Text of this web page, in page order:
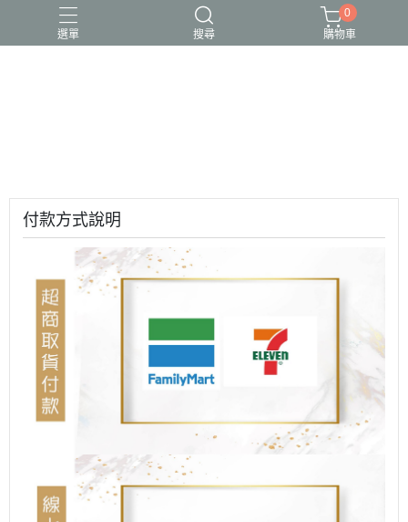
選單 搜尋
0
購物車
付款方式說明